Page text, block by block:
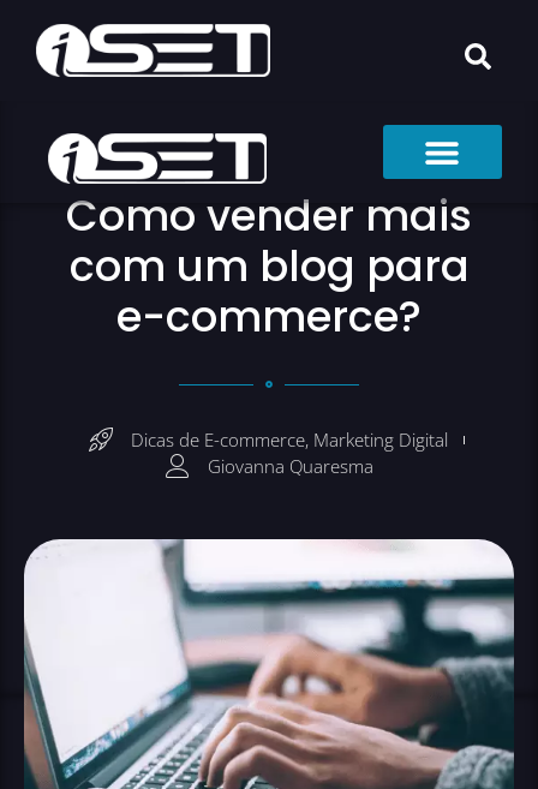
Como vender mais
com um blog para
e-commerce?
Dicas de E-commerce, Marketing Digital
Giovanna Quaresma